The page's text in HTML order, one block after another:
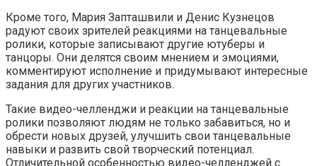
Кроме того, Мария Запташвили и Денис Кузнецов
радуют своих зрителей реакциями на танцевальные
ролики, которые записывают другие ютуберы и
танцоры. Они делятся своим мнением и эмоциями,
комментируют исполнение и придумывают интересные
задания для других участников.
Такие видео-челленджи и реакции на танцевальные
ролики позволяют людям не только забавиться, но и
обрести новых друзей, улучшить свои танцевальные
навыки и развить свой творческий потенциал.
Отличительной особенностью видео-челленджей с